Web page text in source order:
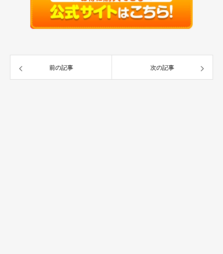
前の記事 次の記事